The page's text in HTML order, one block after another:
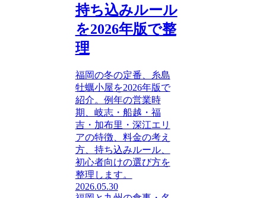
持ち込みルール
を2026年版で整
理
福岡の冬の定番、糸島
牡蠣小屋を2026年版で
紹介。例年の営業時
期、岐志・船越・福
吉・加布里・深江エリ
アの特徴、料金の考え
方、持ち込みルール、
初心者向けの選び方を
整理します。
2026.05.30